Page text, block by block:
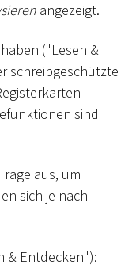
angezeigt.
("Lesen &
schreibgeschützte
sind
aus, um
sich je nach
& Entdecken"):